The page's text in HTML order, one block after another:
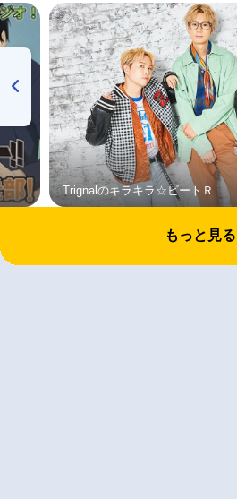
Trignalのキラキラ☆ビートＲ
もっと見る